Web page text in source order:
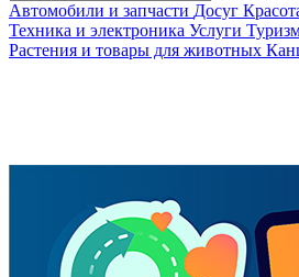
Автомобили и запчасти Досуг
Техника и электроника Услуги
Растения и товары для животных